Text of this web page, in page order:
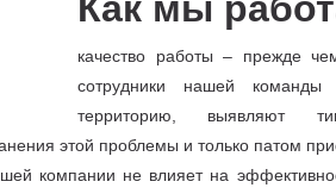
качество работы – прежде
сотрудники нашей команды
территорию, выявляют
этой проблемы и только патом
компании не влияет на